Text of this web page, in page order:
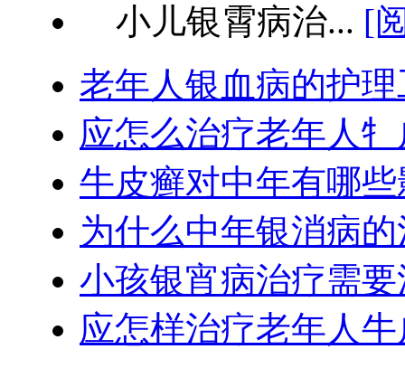
小儿银霄病治... [
老年人银血病的护
应怎么治疗老年人
牛皮癣对中年有哪
为什么中年银消病
小孩银宵病治疗需
应怎样治疗老年人